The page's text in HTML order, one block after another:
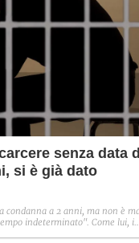
senza data
si è già dato
condanna a 2 anni, ma non è
indeterminato". Come lui, in